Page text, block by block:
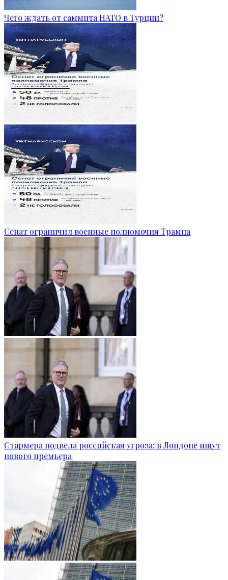
Чего ждать от саммита НАТО в Турции?
Сенат ограничил военные полномочия Трампа
Стармера подвела российская угроза: в Лондоне ищут
нового премьера